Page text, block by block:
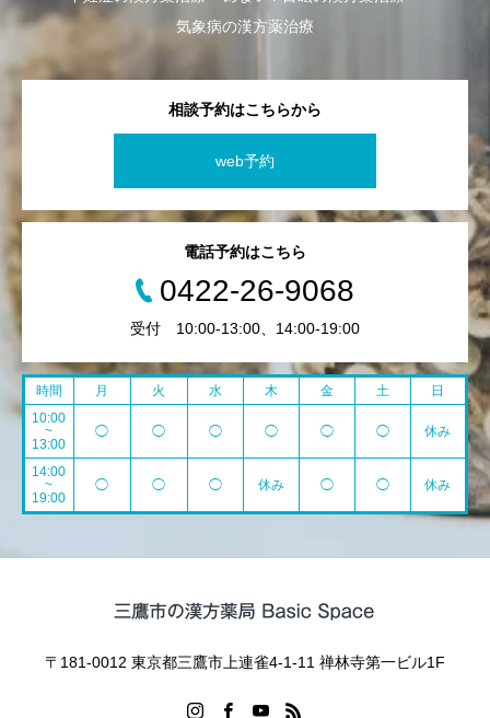
気象病の漢方薬治療
相談予約はこちらから
web予約
電話予約はこちら
0422-26-9068
受付 10:00-13:00、14:00-19:00
時間 月 火 水 木 金 土
日
10:00
~
13:00
◯ ◯ ◯ ◯ ◯ ◯ 休み
14:00
~
19:00
◯ ◯ ◯ 休み ◯ ◯ 休み
〒181-0012 東京都三鷹市上連雀4-1-11 禅林寺第一ビル1F